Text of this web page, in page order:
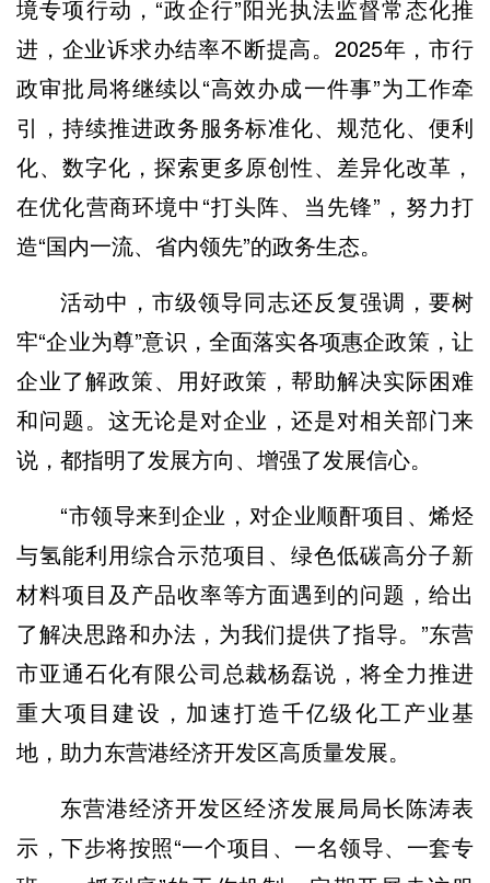
境专项行动，“政企行”阳光执法监督常态化推
进，企业诉求办结率不断提高。2025年，市行
政审批局将继续以“高效办成一件事”为工作牵
引，持续推进政务服务标准化、规范化、便利
化、数字化，探索更多原创性、差异化改革，
在优化营商环境中“打头阵、当先锋”，努力打
造“国内一流、省内领先”的政务生态。
活动中，市级领导同志还反复强调，要树
牢“企业为尊”意识，全面落实各项惠企政策，让
企业了解政策、用好政策，帮助解决实际困难
和问题。这无论是对企业，还是对相关部门来
说，都指明了发展方向、增强了发展信心。
“市领导来到企业，对企业顺酐项目、烯烃
与氢能利用综合示范项目、绿色低碳高分子新
材料项目及产品收率等方面遇到的问题，给出
了解决思路和办法，为我们提供了指导。”东营
市亚通石化有限公司总裁杨磊说，将全力推进
重大项目建设，加速打造千亿级化工产业基
地，助力东营港经济开发区高质量发展。
东营港经济开发区经济发展局局长陈涛表
示，下步将按照“一个项目、一名领导、一套专